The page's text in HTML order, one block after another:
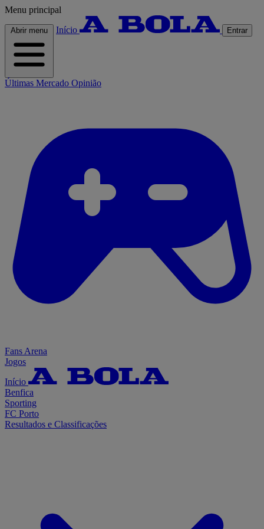
Menu principal
Abrir menu Início Entrar
Últimas Mercado Opinião
Fans Arena
Jogos
Início
Benfica
Sporting
FC Porto
Resultados e Classificações